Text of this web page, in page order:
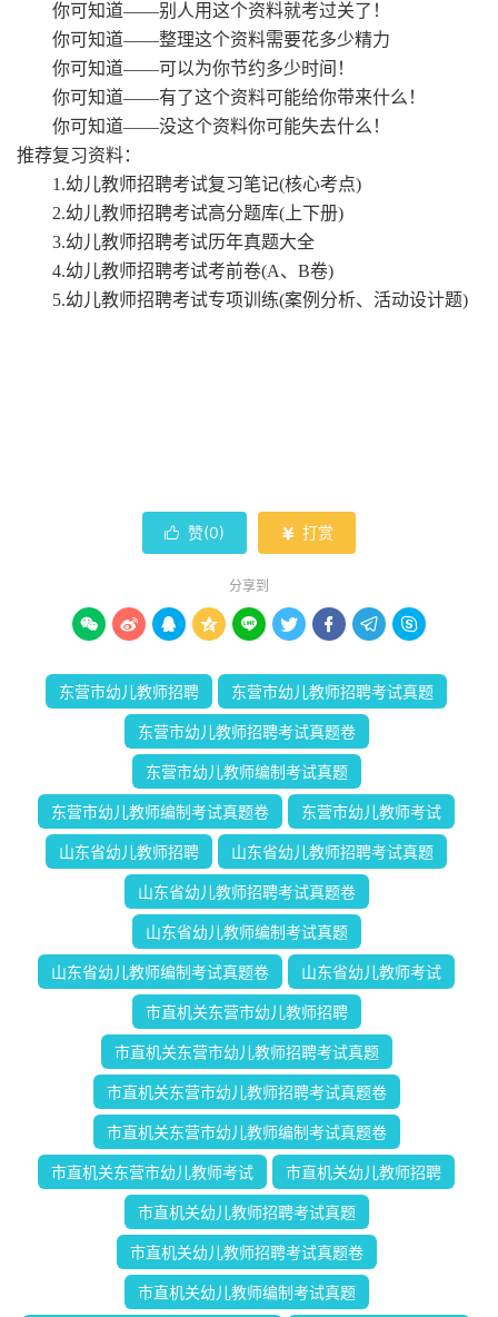
你可知道——别人用这个资料就考过关了！
你可知道——整理这个资料需要花多少精力
你可知道——可以为你节约多少时间！
你可知道——有了这个资料可能给你带来什么！
你可知道——没这个资料你可能失去什么！
推荐复习资料：
1.幼儿教师招聘考试复习笔记(核心考点)
2.幼儿教师招聘考试高分题库(上下册)
3.幼儿教师招聘考试历年真题大全
4.幼儿教师招聘考试考前卷(A、B卷)
5.幼儿教师招聘考试专项训练(案例分析、活动设计题)
 赞(0)  打赏
分享到
        
东营市幼儿教师招聘 东营市幼儿教师招聘考试真题
东营市幼儿教师招聘考试真题卷
东营市幼儿教师编制考试真题
东营市幼儿教师编制考试真题卷 东营市幼儿教师考试
山东省幼儿教师招聘 山东省幼儿教师招聘考试真题
山东省幼儿教师招聘考试真题卷
山东省幼儿教师编制考试真题
山东省幼儿教师编制考试真题卷 山东省幼儿教师考试
市直机关东营市幼儿教师招聘
市直机关东营市幼儿教师招聘考试真题
市直机关东营市幼儿教师招聘考试真题卷
市直机关东营市幼儿教师编制考试真题卷
市直机关东营市幼儿教师考试 市直机关幼儿教师招聘
市直机关幼儿教师招聘考试真题
市直机关幼儿教师招聘考试真题卷
市直机关幼儿教师编制考试真题